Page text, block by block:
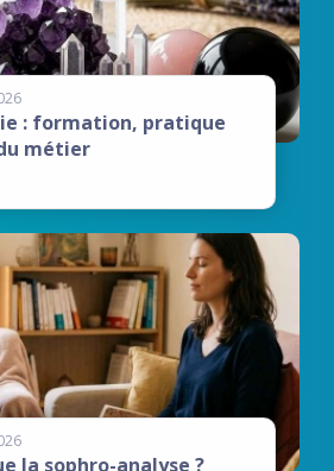
: formation, pratique
métier
la sophro-analyse ?